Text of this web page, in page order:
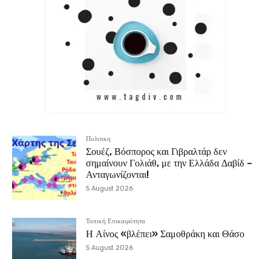
Πολιτικη
Σουέζ, Βόσπορος και Γιβραλτάρ δεν
σημαίνουν Γολιάθ, με την Ελλάδα Δαβίδ –
Ανταγωνίζονται!
5 August 2026
Τοπική Επικαιρότητα
Η Αίνος «βλέπει» Σαμοθράκη και Θάσο
5 August 2026